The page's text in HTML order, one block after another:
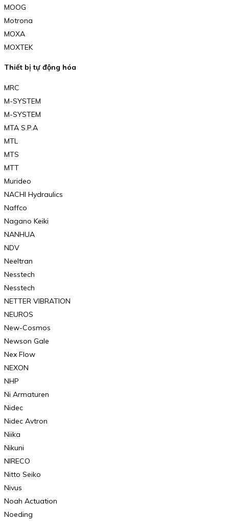
MOOG
Motrona
MOXA
MOXTEK
Thiết bị tự động hóa
MRC
M-SYSTEM
M-SYSTEM
MTA S.P.A
MTL
MTS
MTT
Murideo
NACHI Hydraulics
Naffco
Nagano Keiki
NANHUA
NDV
Neeltran
Nesstech
Nesstech
NETTER VIBRATION
NEUROS
New-Cosmos
Newson Gale
Nex Flow
NEXON
NHP
Ni Armaturen
Nidec
Nidec Avtron
Niika
Nikuni
NIRECO
Nitto Seiko
Nivus
Noah Actuation
Noeding